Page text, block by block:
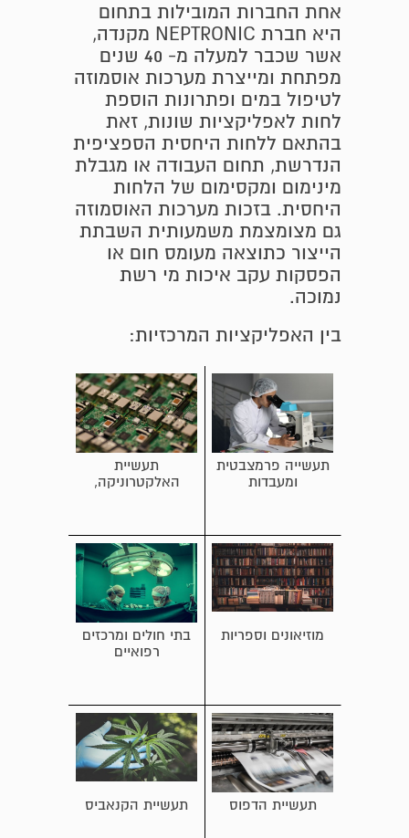
אחת החברות המובילות בתחום
היא חברת NEPTRONIC מקנדה,
אשר שכבר למעלה מ- 40 שנים
מפתחת ומייצרת מערכות אוסמוזה
לטיפול במים ופתרונות הוספת
לחות לאפליקציות שונות, זאת
בהתאם ללחות היחסית הספציפית
הנדרשת, תחום העבודה או מגבלת
מינימום ומקסימום של הלחות
היחסית. בזכות מערכות האוסמוזה
גם מצומצמת משמעותית השבתת
הייצור כתוצאה מעומס חום או
הפסקות עקב איכות מי רשת
נמוכה.
בין האפליקציות המרכזיות:
תעשייה פרמצבטית
ומעבדות
תעשיית
האלקטרוניקה,
מוזיאונים וספריות
בתי חולים ומרכזים
רפואיים
תעשיית הדפוס תעשיית הקנאביס